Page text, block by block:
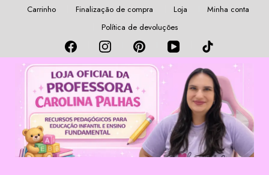
Carrinho Finalização de compra Loja
Minha conta
Política de devoluções